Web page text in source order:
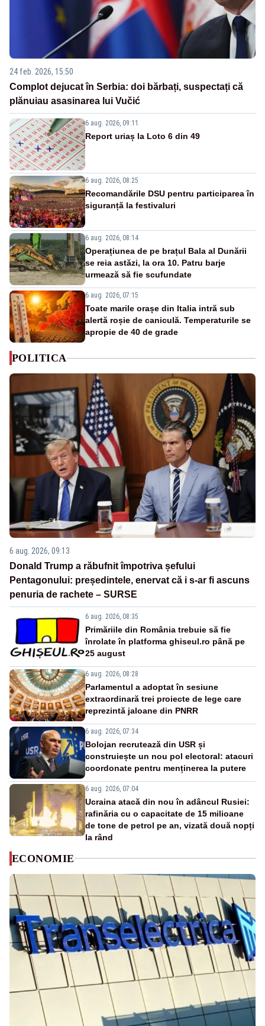
24 feb. 2026, 15:50
Complot dejucat în Serbia: doi bărbați, suspectați că
plănuiau asasinarea lui Vučić
6 aug. 2026, 09:11
Report uriaș la Loto 6 din 49
6 aug. 2026, 08:25
Recomandările DSU pentru participarea în
siguranță la festivaluri
6 aug. 2026, 08:14
Operațiunea de pe brațul Bala al Dunării
se reia astăzi, la ora 10. Patru barje
urmează să fie scufundate
6 aug. 2026, 07:15
Toate marile orașe din Italia intră sub
alertă roșie de caniculă. Temperaturile se
apropie de 40 de grade
POLITICA
6 aug. 2026, 09:13
Donald Trump a răbufnit împotriva șefului
Pentagonului: președintele, enervat că i s-ar fi ascuns
penuria de rachete – SURSE
6 aug. 2026, 08:35
Primăriile din România trebuie să fie
înrolate în platforma ghiseul.ro până pe
25 august
6 aug. 2026, 08:28
Parlamentul a adoptat în sesiune
extraordinară trei proiecte de lege care
reprezintă jaloane din PNRR
6 aug. 2026, 07:34
Bolojan recrutează din USR și
construiește un nou pol electoral: atacuri
coordonate pentru menținerea la putere
6 aug. 2026, 07:04
Ucraina atacă din nou în adâncul Rusiei:
rafinăria cu o capacitate de 15 milioane
de tone de petrol pe an, vizată două nopți
la rând
ECONOMIE